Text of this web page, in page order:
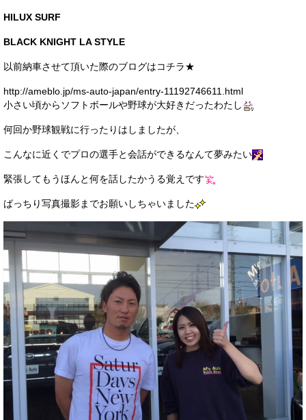
HILUX SURF
BLACK KNIGHT LA STYLE
以前納車させて頂いた際のブログはコチラ★
http://ameblo.jp/ms-auto-japan/entry-11192746611.html
小さい頃からソフトボールや野球が大好きだったわたし
何回か野球観戦に行ったりはしましたが、
こんなに近くでプロの選手と会話ができるなんて夢みたい
緊張してもうほんと何を話したかうる覚えです
ばっちり写真撮影までお願いしちゃいました